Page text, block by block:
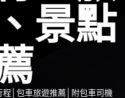
景點
│包車旅遊推薦│附包車司機